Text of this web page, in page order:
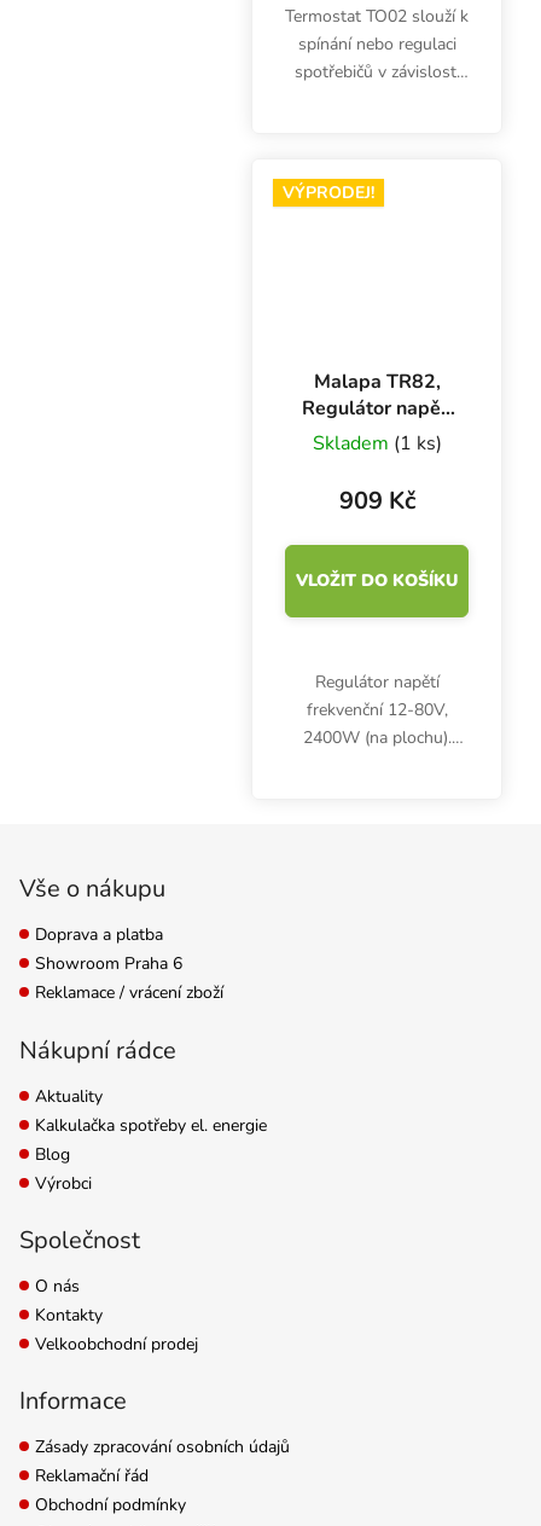
Termostat TO02 slouží k
spínání nebo regulaci
spotřebičů v závislosti
termostat je vhodný pro
spínání například
VÝPRODEJ!
Malapa TR82,
Regulátor napětí
frekvenční 12-
80V, 2400W (na
povrch)
Skladem (1 ks)
909 Kč
VLOŽIT DO KOŠÍKU
Regulátor napětí
frekvenční 12-80V,
2400W (na plochu).
Vše o nákupu
Doprava a platba
Showroom Praha 6
Reklamace / vrácení zboží
Nákupní rádce
Aktuality
Kalkulačka spotřeby el. energie
Blog
Výrobci
Společnost
O nás
Kontakty
Velkoobchodní prodej
Informace
Zásady zpracování osobních údajů
Reklamační řád
Obchodní podmínky